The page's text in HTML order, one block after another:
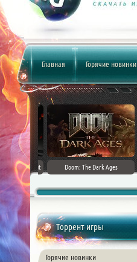
Главная Горячие новинки
Cut
DLC] (2024)
Doom: The Dark Ages
Торрент игры
Горячие новинки